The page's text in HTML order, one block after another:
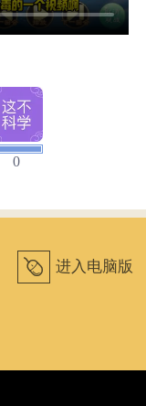
0
򰀄 进入电脑版